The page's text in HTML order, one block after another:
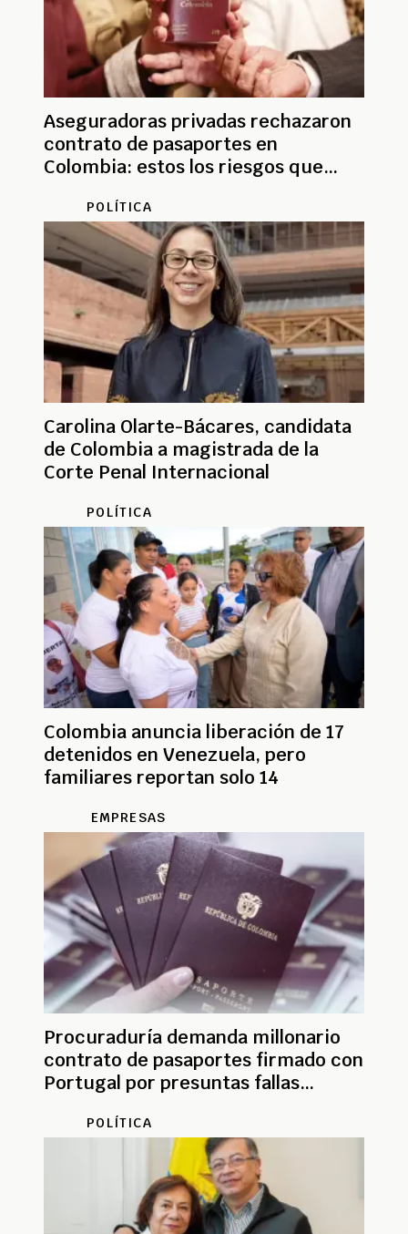
Aseguradoras privadas rechazaron
contrato de pasaportes en
Colombia: estos los riesgos que
POLÍTICA
Carolina Olarte-Bácares, candidata
de Colombia a magistrada de la
Corte Penal Internacional
POLÍTICA
Colombia anuncia liberación de 17
detenidos en Venezuela, pero
familiares reportan solo 14
EMPRESAS
Procuraduría demanda millonario
contrato de pasaportes firmado con
Portugal por presuntas fallas
POLÍTICA